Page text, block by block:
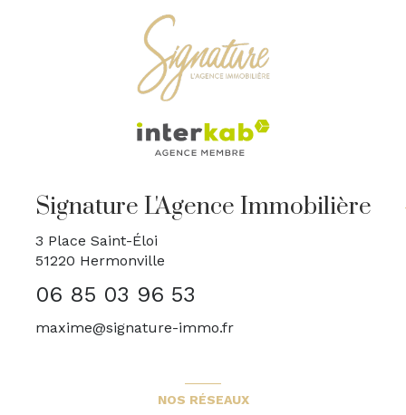
Signature L'Agence Immobilière
3 Place Saint-Éloi
51220 Hermonville
06 85 03 96 53
maxime@signature-immo.fr
NOS RÉSEAUX